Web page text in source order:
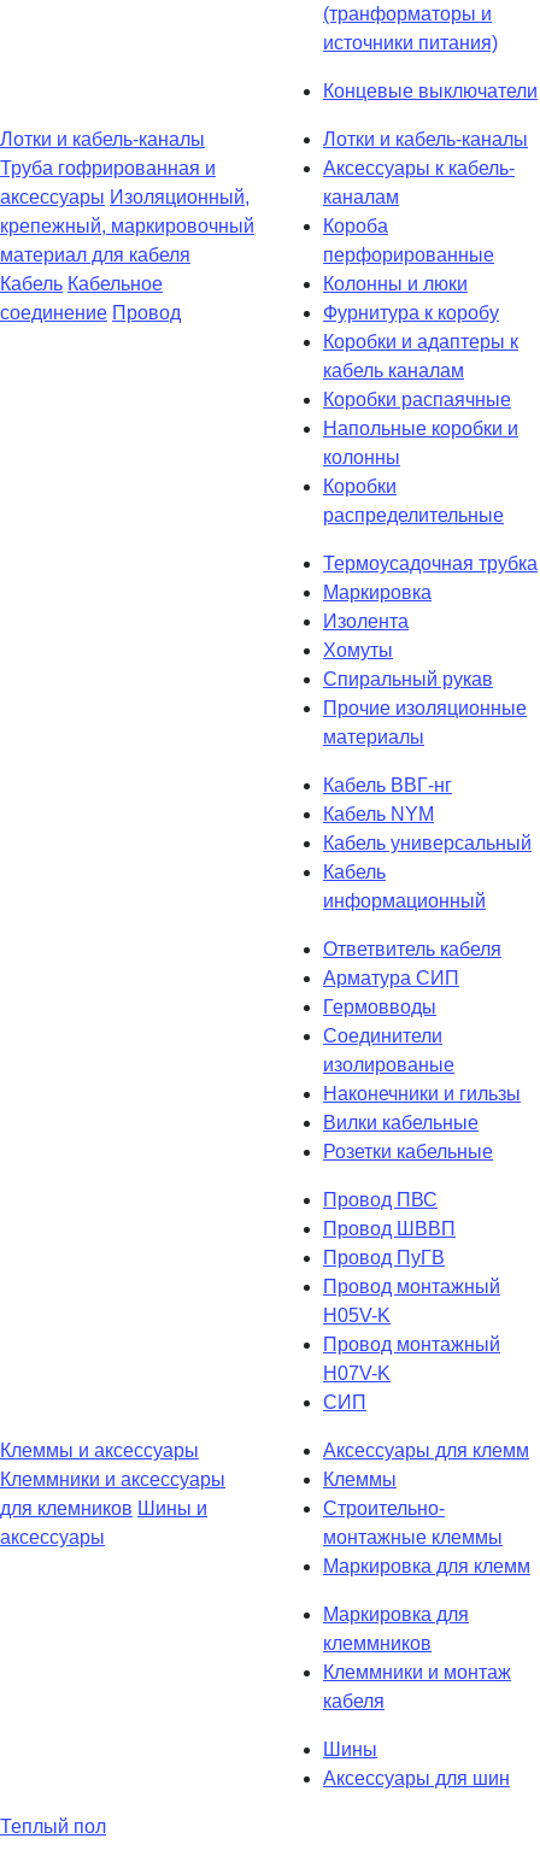
(транформаторы и
источники питания)
Концевые выключатели
Лотки и кабель-каналы
Труба гофрированная и
аксессуары Изоляционный,
крепежный, маркировочный
материал для кабеля
Кабель Кабельное
соединение Провод
Лотки и кабель-каналы
Аксессуары к кабель-
каналам
Короба
перфорированные
Колонны и люки
Фурнитура к коробу
Коробки и адаптеры к
кабель каналам
Коробки распаячные
Напольные коробки и
колонны
Коробки
распределительные
Термоусадочная трубка
Маркировка
Изолента
Хомуты
Спиральный рукав
Прочие изоляционные
материалы
Кабель ВВГ-нг
Кабель NYM
Кабель универсальный
Кабель
информационный
Ответвитель кабеля
Арматура СИП
Гермовводы
Соединители
изолированые
Наконечники и гильзы
Вилки кабельные
Розетки кабельные
Провод ПВС
Провод ШВВП
Провод ПуГВ
Провод монтажный
H05V-K
Провод монтажный
H07V-K
СИП
Клеммы и аксессуары
Клеммники и аксессуары
для клемников Шины и
аксессуары
Аксессуары для клемм
Клеммы
Строительно-
монтажные клеммы
Маркировка для клемм
Маркировка для
клеммников
Клеммники и монтаж
кабеля
Шины
Аксессуары для шин
Теплый пол